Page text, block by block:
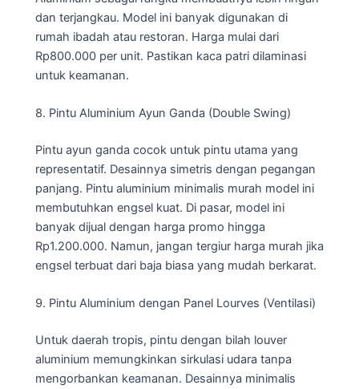
dan terjangkau. Model ini banyak digunakan di
rumah ibadah atau restoran. Harga mulai dari
Rp800.000 per unit. Pastikan kaca patri dilaminasi
untuk keamanan.
8. Pintu Aluminium Ayun Ganda (Double Swing)
Pintu ayun ganda cocok untuk pintu utama yang
representatif. Desainnya simetris dengan pegangan
panjang. Pintu aluminium minimalis murah model ini
membutuhkan engsel kuat. Di pasar, model ini
banyak dijual dengan harga promo hingga
Rp1.200.000. Namun, jangan tergiur harga murah jika
engsel terbuat dari baja biasa yang mudah berkarat.
9. Pintu Aluminium dengan Panel Lourves (Ventilasi)
Untuk daerah tropis, pintu dengan bilah louver
aluminium memungkinkan sirkulasi udara tanpa
mengorbankan keamanan. Desainnya minimalis